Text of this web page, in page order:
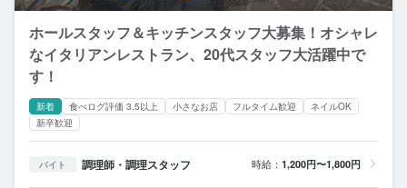
ホールスタッフ＆キッチンスタッフ大募集！オシャレ
なイタリアンレストラン、20代スタッフ大活躍中で
す！
新着 食べログ評価 3.5以上 小さなお店 フルタイム歓迎
ネイルOK
新卒歓迎
バイト 調理師・調理スタッフ 時給： 1,200円〜1,800円